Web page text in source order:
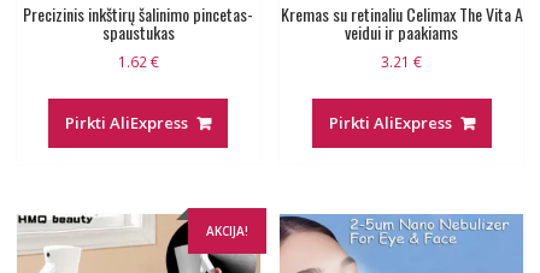
Precizinis inkštirų šalinimo pincetas-
spaustukas
1.62€
Pirkti AliExpress
Kremas su retinaliu Celimax The Vita A
veidui ir paakiams
3.21€
Pirkti AliExpress
AKCIJA!